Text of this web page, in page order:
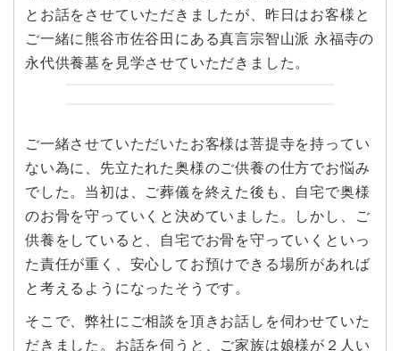
とお話をさせていただきましたが、昨日はお客様と
ご一緒に熊谷市佐谷田にある真言宗智山派 永福寺の
永代供養墓を見学させていただきました。
ご一緒させていただいたお客様は菩提寺を持ってい
ない為に、先立たれた奥様のご供養の仕方でお悩み
でした。当初は、ご葬儀を終えた後も、自宅で奥様
のお骨を守っていくと決めていました。しかし、ご
供養をしていると、自宅でお骨を守っていくといっ
た責任が重く、安心してお預けできる場所があれば
と考えるようになったそうです。
そこで、弊社にご相談を頂きお話しを伺わせていた
だきました。お話を伺うと、ご家族は娘様が２人い